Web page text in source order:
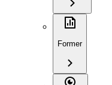
Former